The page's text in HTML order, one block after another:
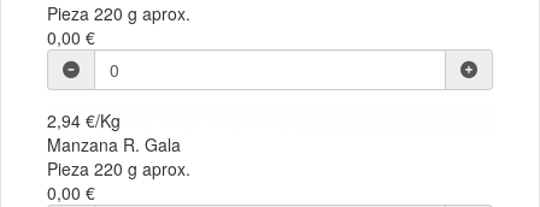
Pieza 220 g aprox.
0,00 €
2,94 €/Kg
Manzana R. Gala
Pieza 220 g aprox.
0,00 €